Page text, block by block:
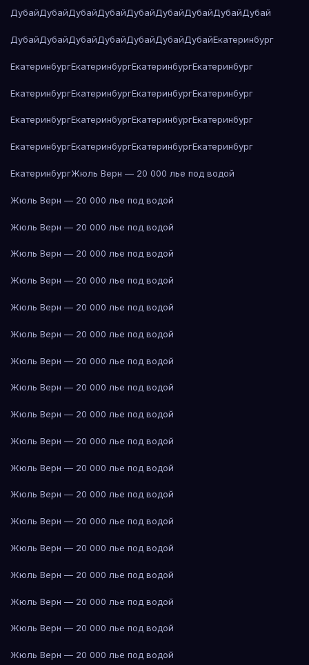
ДубайДубайДубайДубайДубайДубайДубайДубайДубай
ДубайДубайДубайДубайДубайДубайДубайЕкатеринбург
ЕкатеринбургЕкатеринбургЕкатеринбургЕкатеринбург
ЕкатеринбургЕкатеринбургЕкатеринбургЕкатеринбург
ЕкатеринбургЕкатеринбургЕкатеринбургЕкатеринбург
ЕкатеринбургЕкатеринбургЕкатеринбургЕкатеринбург
ЕкатеринбургЖюль Верн — 20 000 лье под водой
Жюль Верн — 20 000 лье под водой
Жюль Верн — 20 000 лье под водой
Жюль Верн — 20 000 лье под водой
Жюль Верн — 20 000 лье под водой
Жюль Верн — 20 000 лье под водой
Жюль Верн — 20 000 лье под водой
Жюль Верн — 20 000 лье под водой
Жюль Верн — 20 000 лье под водой
Жюль Верн — 20 000 лье под водой
Жюль Верн — 20 000 лье под водой
Жюль Верн — 20 000 лье под водой
Жюль Верн — 20 000 лье под водой
Жюль Верн — 20 000 лье под водой
Жюль Верн — 20 000 лье под водой
Жюль Верн — 20 000 лье под водой
Жюль Верн — 20 000 лье под водой
Жюль Верн — 20 000 лье под водой
Жюль Верн — 20 000 лье под водой